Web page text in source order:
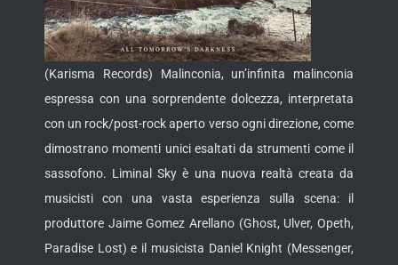
(Karisma Records) Malinconia, un’infinita malinconia
espressa con una sorprendente dolcezza, interpretata
con un rock/post-rock aperto verso ogni direzione, come
dimostrano momenti unici esaltati da strumenti come il
sassofono. Liminal Sky è una nuova realtà creata da
musicisti con una vasta esperienza sulla scena: il
produttore Jaime Gomez Arellano (Ghost, Ulver, Opeth,
Paradise Lost) e il musicista Daniel Knight (Messenger,